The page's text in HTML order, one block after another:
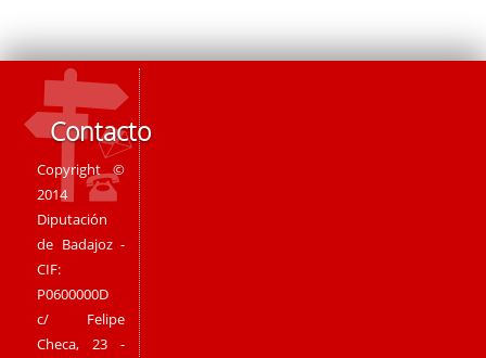
Contacto
Copyright ©
2014
Diputación
de Badajoz -
CIF:
P0600000D
c/ Felipe
Checa, 23 -